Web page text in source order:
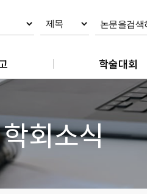
침
정
정
학술대회
춘계학술대회
추계학술대회
학회소식